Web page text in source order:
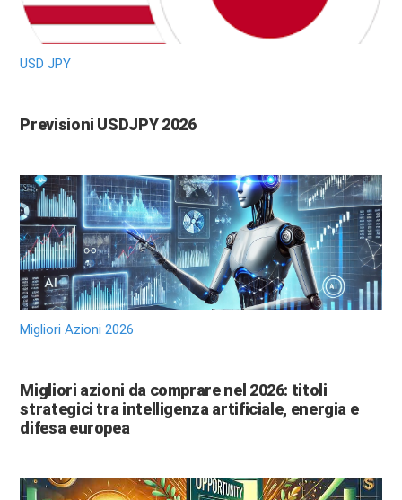
USD JPY
Previsioni USDJPY 2026
Migliori Azioni 2026
Migliori azioni da comprare nel 2026: titoli
strategici tra intelligenza artificiale, energia e
difesa europea